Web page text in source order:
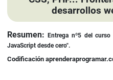
desarrollos
Detalles
Resumen:Entrega nº5 del curso
JavaScript desde cero".
Codificación